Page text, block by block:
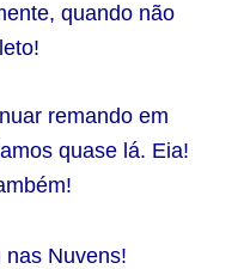
quando não
remando em
quase lá. Eia!
nas Nuvens!